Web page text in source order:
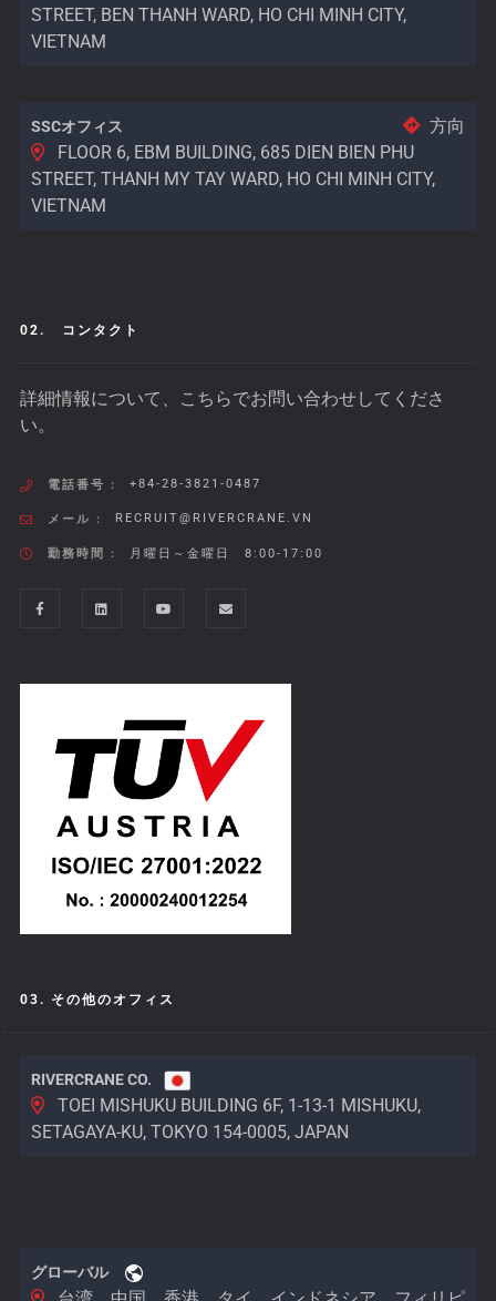
STREET, BEN THANH WARD, HO CHI MINH CITY,
VIETNAM
SSCオフィス
方向
FLOOR 6, EBM BUILDING, 685 DIEN BIEN PHU
STREET, THANH MY TAY WARD, HO CHI MINH CITY,
VIETNAM
02. コンタクト
詳細情報について、こちらでお問い合わせしてくださ
い。
電話番号 : +84-28-3821-0487
メール : RECRUIT@RIVERCRANE.VN
勤務時間 : 月曜日～金曜日 8:00-17:00
03. その他のオフィス
RIVERCRANE CO.
TOEI MISHUKU BUILDING 6F, 1-13-1 MISHUKU,
SETAGAYA-KU, TOKYO 154-0005, JAPAN
グローバル